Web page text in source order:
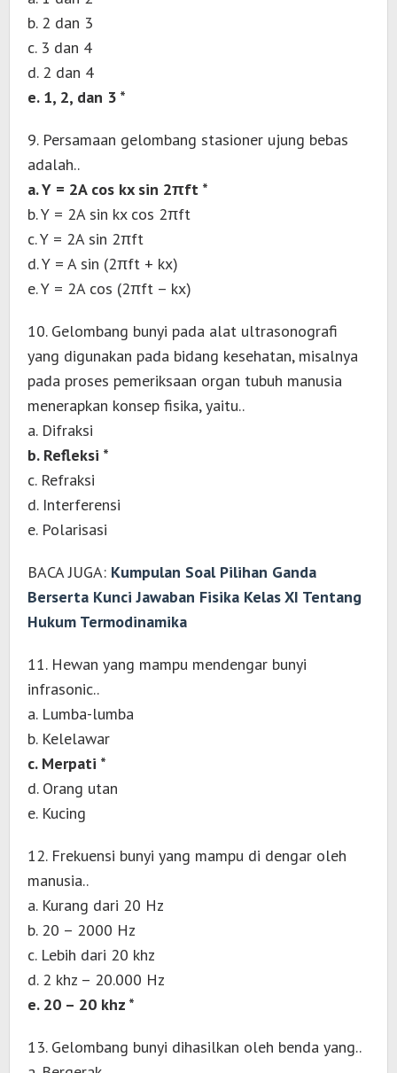
b. 2 dan 3
c. 3 dan 4
d. 2 dan 4
e. 1, 2, dan 3 *
9. Persamaan gelombang stasioner ujung bebas
adalah..
a. Y = 2A cos kx sin 2πft *
b. Y = 2A sin kx cos 2πft
c. Y = 2A sin 2πft
d. Y = A sin (2πft + kx)
e. Y = 2A cos (2πft – kx)
10. Gelombang bunyi pada alat ultrasonografi
yang digunakan pada bidang kesehatan, misalnya
pada proses pemeriksaan organ tubuh manusia
menerapkan konsep fisika, yaitu..
a. Difraksi
b. Refleksi *
c. Refraksi
d. Interferensi
e. Polarisasi
BACA JUGA: Kumpulan Soal Pilihan Ganda
Berserta Kunci Jawaban Fisika Kelas XI Tentang
Hukum Termodinamika
11. Hewan yang mampu mendengar bunyi
infrasonic..
a. Lumba-lumba
b. Kelelawar
c. Merpati *
d. Orang utan
e. Kucing
12. Frekuensi bunyi yang mampu di dengar oleh
manusia..
a. Kurang dari 20 Hz
b. 20 – 2000 Hz
c. Lebih dari 20 khz
d. 2 khz – 20.000 Hz
e. 20 – 20 khz *
13. Gelombang bunyi dihasilkan oleh benda yang..